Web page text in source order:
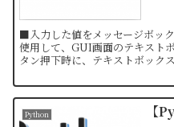
■入力した値をメッセージボッ
使用して、GUI画面のテキスト
タン押下時に、テキストボック
Python 【